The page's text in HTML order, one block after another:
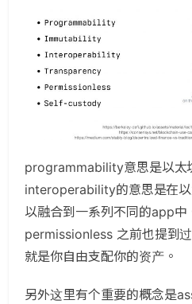
programmability意思是以太
interoperability的意思是在
以融合到一系列不同的app
permissionless 之前也提到
就是你自由支配你的资产。
另外这里有个重要的概念是